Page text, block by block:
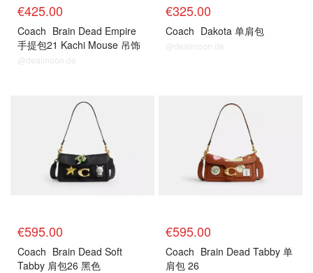
€425.00
Coach Brain Dead Empire
手提包21 Kachi Mouse 吊饰
@dealmoon.de
€325.00
Coach Dakota 单肩包
@dealmoon.de
€595.00
Coach Brain Dead Soft
Tabby 肩包26 黑色
€595.00
Coach Brain Dead Tabby 单
肩包 26